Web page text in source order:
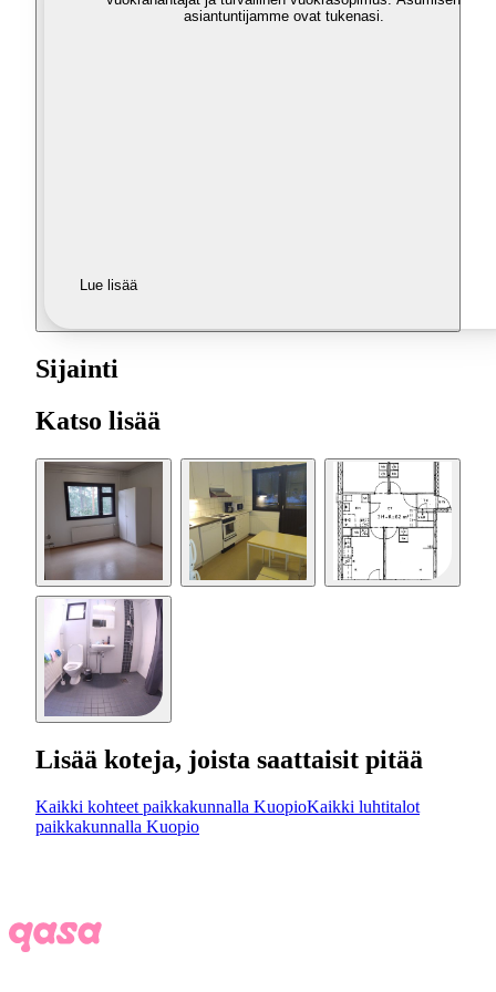
asiantuntijamme ovat tukenasi.
Lue lisää
Sijainti
Katso lisää
Lisää koteja, joista saattaisit pitää
Kaikki kohteet paikkakunnalla KuopioKaikki luhtitalot
paikkakunnalla Kuopio